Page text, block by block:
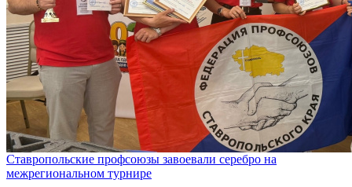
Ставропольские профсоюзы завоевали серебро на
межрегиональном турнире